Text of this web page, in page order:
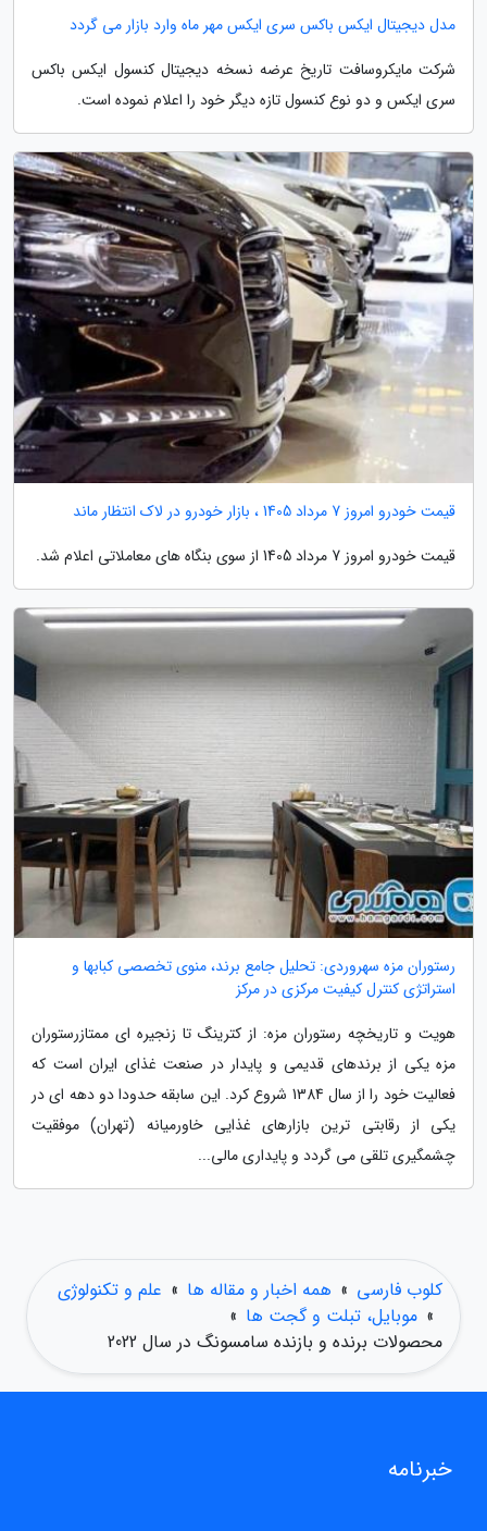
مدل دیجیتال ایکس باکس سری ایکس مهر ماه وارد بازار می گردد
شرکت مایکروسافت تاریخ عرضه نسخه دیجیتال کنسول ایکس باکس
سری ایکس و دو نوع کنسول تازه دیگر خود را اعلام نموده است.
قیمت خودرو امروز 7 مرداد 1405 ، بازار خودرو در لاک انتظار ماند
قیمت خودرو امروز 7 مرداد 1405 از سوی بنگاه های معاملاتی اعلام شد.
رستوران مزه سهروردی: تحلیل جامع برند، منوی تخصصی کبابها و
استراتژی کنترل کیفیت مرکزی در مرکز
هویت و تاریخچه رستوران مزه: از کترینگ تا زنجیره ای ممتازرستوران
مزه یکی از برندهای قدیمی و پایدار در صنعت غذای ایران است که
فعالیت خود را از سال 1384 شروع کرد. این سابقه حدودا دو دهه ای در
یکی از رقابتی ترین بازارهای غذایی خاورمیانه (تهران) موفقیت
چشمگیری تلقی می گردد و پایداری مالی...
کلوب فارسی » همه اخبار و مقاله ها » علم و تکنولوژی
» موبایل، تبلت و گجت ها »
محصولات برنده و بازنده سامسونگ در سال 2022
خبرنامه